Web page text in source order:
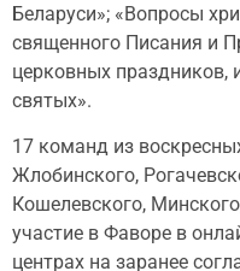
Беларуси»; «Вопросы
священного Писания и
церковных праздников,
святых».
17 команд из
Жлобинского,
Кошелевского,
участие в Фаворе в
центрах на заранее